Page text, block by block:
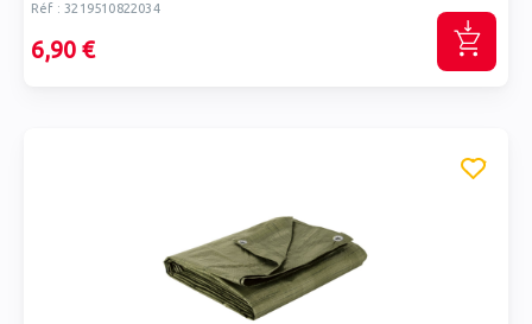
Réf : 3219510822034
6,90 €